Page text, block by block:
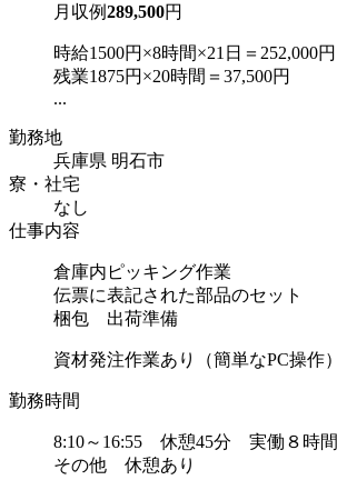
月収例289,500円
時給1500円×8時間×21日＝252,000円
残業1875円×20時間＝37,500円
...
勤務地
兵庫県 明石市
寮・社宅
なし
仕事内容
倉庫内ピッキング作業
伝票に表記された部品のセット
梱包 出荷準備
資材発注作業あり（簡単なPC操作）
勤務時間
8:10～16:55 休憩45分 実働８時間
その他 休憩あり